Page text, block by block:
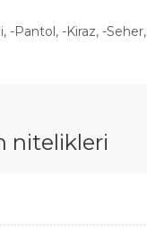
-Pantol, -Kiraz, -
nitelikleri